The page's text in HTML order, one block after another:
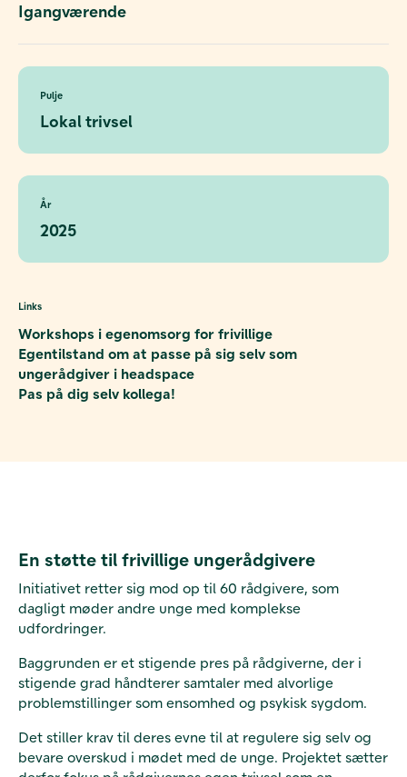
Igangværende
Pulje
Lokal trivsel
År
2025
Links
Workshops i egenomsorg for frivillige
Egentilstand om at passe på sig selv som
ungerådgiver i headspace
Pas på dig selv kollega!
En støtte til frivillige ungerådgivere
Initiativet retter sig mod op til 60 rådgivere, som
dagligt møder andre unge med komplekse
udfordringer.
Baggrunden er et stigende pres på rådgiverne, der i
stigende grad håndterer samtaler med alvorlige
problemstillinger som ensomhed og psykisk sygdom.
Det stiller krav til deres evne til at regulere sig selv og
bevare overskud i mødet med de unge. Projektet sætter